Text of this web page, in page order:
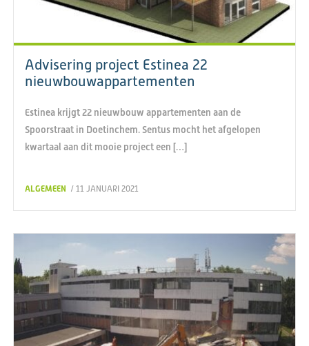
Advisering project Estinea 22
nieuwbouwappartementen
Estinea krijgt 22 nieuwbouw appartementen aan de
Spoorstraat in Doetinchem. Sentus mocht het afgelopen
kwartaal aan dit mooie project een […]
ALGEMEEN / 11 JANUARI 2021